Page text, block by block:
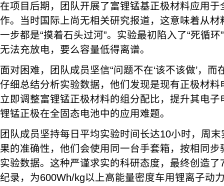
在项目后期，团队开展了富锂锰基正极材料应用于
作。当时国际上尚无相关研究报道，这意味着从
一步都是“摸着石头过河”。实验最初陷入了“死循
无法充放电，要么容量低得离谱。
面对困难，团队成员坚信“问题不在‘该不该做’，而
仔细总结分析实验数据，他们发现是现有正极材
立即调整富锂锰正极材料的组分配比，提升其电
锂锰正极在全固态电池中的应用难题。
团队成员坚持每日平均实验时间长达10小时，周末
果的准确性，他们会使用同一台手套箱，按相同
实验数据。这种严谨求实的科研态度，最终创造
纪录，为600Wh/kg以上高能量密度车用锂离子动